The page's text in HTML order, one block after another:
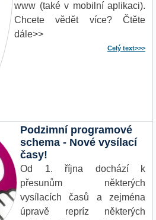
www (také v mobilní aplikaci).
Chcete vědět více? Čtěte
dále>>
Celý text>>>
Podzimní programové
schema - Nové vysílací
časy!
Od 1. října dochází k
přesunům některých
vysílacích časů a zejména
úpravě repríz některých